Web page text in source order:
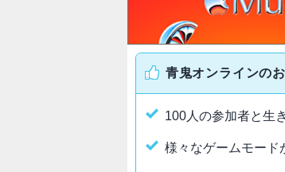
青鬼オンラインの
100人の参加者と生
様々なゲームモード